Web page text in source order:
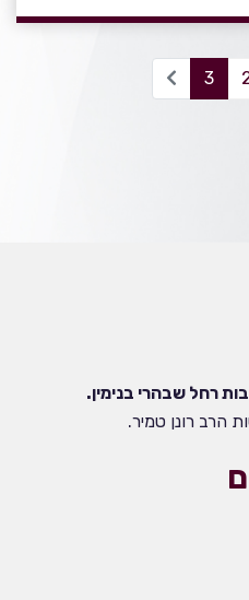
3
רחל שבהרי בנימין.
הרב רונן טמיר.